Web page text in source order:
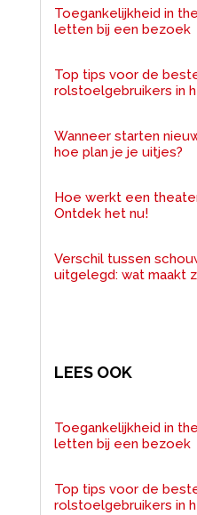
Toegankelijkheid in
letten bij een bezoek
Top tips voor de
rolstoelgebruikers in
Wanneer starten
hoe plan je je uitjes?
Hoe werkt een
Ontdek het nu!
Verschil tussen
uitgelegd: wat maakt
LEES OOK
Toegankelijkheid in
letten bij een bezoek
Top tips voor de
rolstoelgebruikers in